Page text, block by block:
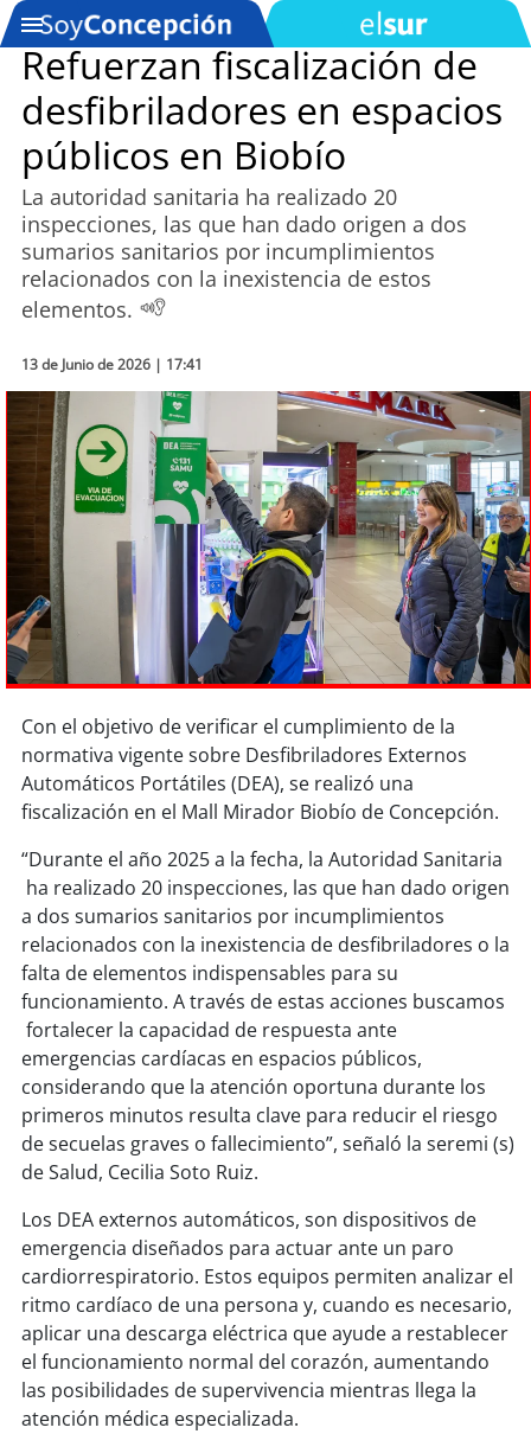
SOYTV
Podcast
Actualidad
Entretención
Economía
Deportes
Tecnología
Sostenibilidad
soy chile
soy arica
soyiquique
soycalama
soycopiapó
soyvalparaíso
soyquillota
soysanantonio
soychillán
soysancarlos
soytalcahuano
soyconcepción
soycoronel
soyarauco
Refuerzan fiscalización de
desfibriladores en espacios
públicos en Biobío
La autoridad sanitaria ha realizado 20
inspecciones, las que han dado origen a dos
sumarios sanitarios por incumplimientos
relacionados con la inexistencia de estos
elementos.
13 de Junio de 2026 | 17:41
Con el objetivo de verificar el cumplimiento de la
normativa vigente sobre Desfibriladores Externos
Automáticos Portátiles (DEA), se realizó una
fiscalización en el Mall Mirador Biobío de Concepción.
“Durante el año 2025 a la fecha, la Autoridad Sanitaria
ha realizado 20 inspecciones, las que han dado origen
a dos sumarios sanitarios por incumplimientos
relacionados con la inexistencia de desfibriladores o la
falta de elementos indispensables para su
funcionamiento. A través de estas acciones buscamos
fortalecer la capacidad de respuesta ante
emergencias cardíacas en espacios públicos,
considerando que la atención oportuna durante los
primeros minutos resulta clave para reducir el riesgo
de secuelas graves o fallecimiento”, señaló la seremi (s)
de Salud, Cecilia Soto Ruiz.
Los DEA externos automáticos, son dispositivos de
emergencia diseñados para actuar ante un paro
cardiorrespiratorio. Estos equipos permiten analizar el
ritmo cardíaco de una persona y, cuando es necesario,
aplicar una descarga eléctrica que ayude a restablecer
el funcionamiento normal del corazón, aumentando
las posibilidades de supervivencia mientras llega la
atención médica especializada.